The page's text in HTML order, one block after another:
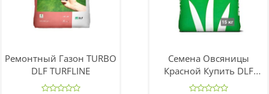
Ремонтный Газон TURBO
DLF TURFLINE
Семена Овсяницы
Красной Купить DLF
Maxima 1